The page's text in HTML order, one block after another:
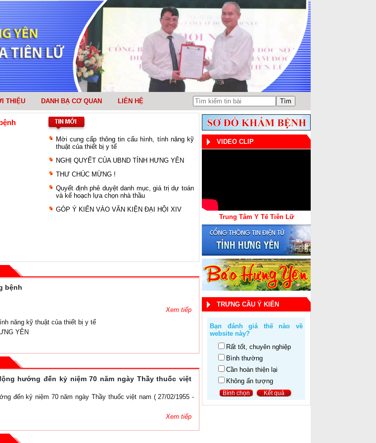
THIỆU DANH BẠ CƠ QUAN LIÊN HỆ
Mời cung cấp thông tin cấu hình, tính năng kỹ
thuật của thiết bị y tế
NGHỊ QUYẾT CỦA UBND TỈNH HƯNG YÊN
THƯ CHÚC MỪNG !
Quyết định phê duyệt danh mục, giá trị dự toán
và kế hoạch lựa chọn nhà thầu
GÓP Ý KIẾN VÀO VĂN KIỆN ĐẠI HỘI XIV
bệnh
Xem tiếp
năng kỹ thuật của thiết bị y tế
YÊN
hướng đến kỷ niệm 70 năm ngày Thầy thuốc việt
đến kỷ niệm 70 năm ngày Thầy thuốc việt nam ( 27/02/1955 -
Xem tiếp
VIDEO CLIP
Trung Tâm Y Tế Tiên Lữ
TRƯNG CẦU Ý KIẾN
Bạn đánh giá thế nào về
website này?
Rất tốt, chuyên nghiệp
Bình thường
Cần hoàn thiện lại
Không ấn tượng